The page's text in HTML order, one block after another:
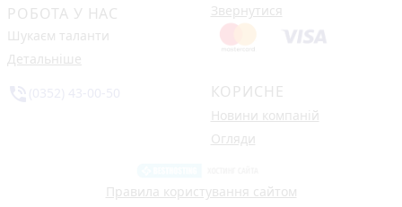
РОБОТА У НАС
Шукаєм таланти
Детальніше
Звернутися
КОРИСНЕ
Новини компаній
Огляди
Правила користування сайтом